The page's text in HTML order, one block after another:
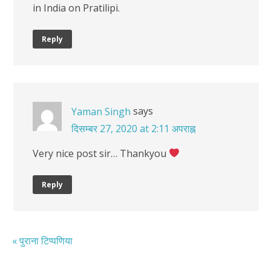
in India on Pratilipi.
Reply
Yaman Singh says
दिसम्बर 27, 2020 at 2:11 अपराह्न
Very nice post sir… Thankyou
Reply
« पुराना टिप्पणिया